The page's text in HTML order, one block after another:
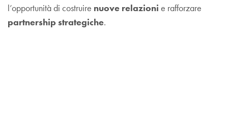
l’opportunità di costruire nuove relazioni e rafforzare
partnership strategiche.